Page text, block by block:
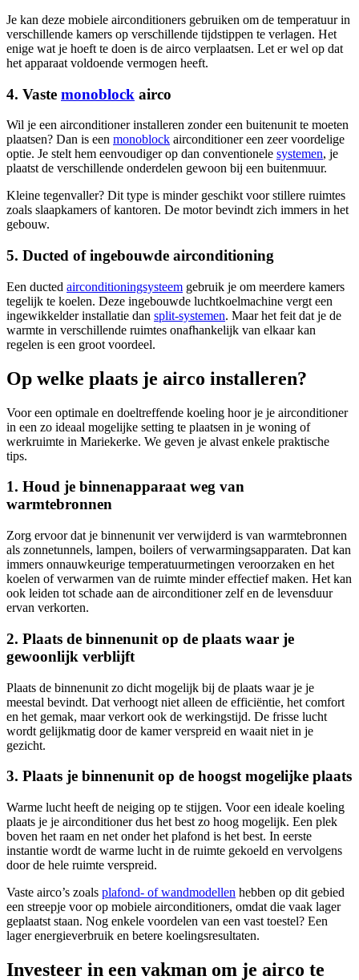
Je kan deze mobiele airconditioners gebruiken om de temperatuur in
verschillende kamers op verschillende tijdstippen te verlagen. Het
enige wat je hoeft te doen is de airco verplaatsen. Let er wel op dat
het apparaat voldoende vermogen heeft.
4. Vaste monoblock airco
Wil je een airconditioner installeren zonder een buitenunit te moeten
plaatsen? Dan is een monoblock airconditioner een zeer voordelige
optie. Je stelt hem eenvoudiger op dan conventionele systemen, je
plaatst de verschillende onderdelen gewoon bij een buitenmuur.
Kleine tegenvaller? Dit type is minder geschikt voor stillere ruimtes
zoals slaapkamers of kantoren. De motor bevindt zich immers in het
gebouw.
5. Ducted of ingebouwde airconditioning
Een ducted airconditioningsysteem gebruik je om meerdere kamers
tegelijk te koelen. Deze ingebouwde luchtkoelmachine vergt een
ingewikkelder installatie dan split-systemen. Maar het feit dat je de
warmte in verschillende ruimtes onafhankelijk van elkaar kan
regelen is een groot voordeel.
Op welke plaats je airco installeren?
Voor een optimale en doeltreffende koeling hoor je je airconditioner
in een zo ideaal mogelijke setting te plaatsen in je woning of
werkruimte in Mariekerke. We geven je alvast enkele praktische
tips.
1. Houd je binnenapparaat weg van
warmtebronnen
Zorg ervoor dat je binnenunit ver verwijderd is van warmtebronnen
als zonnetunnels, lampen, boilers of verwarmingsapparaten. Dat kan
immers onnauwkeurige temperatuurmetingen veroorzaken en het
koelen of verwarmen van de ruimte minder effectief maken. Het kan
ook leiden tot schade aan de airconditioner zelf en de levensduur
ervan verkorten.
2. Plaats de binnenunit op de plaats waar je
gewoonlijk verblijft
Plaats de binnenunit zo dicht mogelijk bij de plaats waar je je
meestal bevindt. Dat verhoogt niet alleen de efficiëntie, het comfort
en het gemak, maar verkort ook de werkingstijd. De frisse lucht
wordt gelijkmatig door de kamer verspreid en waait niet in je
gezicht.
3. Plaats je binnenunit op de hoogst mogelijke plaats
Warme lucht heeft de neiging op te stijgen. Voor een ideale koeling
plaats je je airconditioner dus het best zo hoog mogelijk. Een plek
boven het raam en net onder het plafond is het best. In eerste
instantie wordt de warme lucht in de ruimte gekoeld en vervolgens
door de hele ruimte verspreid.
Vaste airco’s zoals plafond- of wandmodellen hebben op dit gebied
een streepje voor op mobiele airconditioners, omdat die vaak lager
geplaatst staan. Nog enkele voordelen van een vast toestel? Een
lager energieverbruik en betere koelingsresultaten.
Investeer in een vakman om je airco te